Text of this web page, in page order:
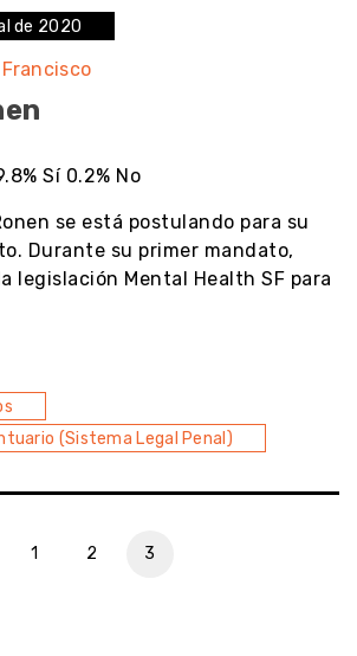
de 2020
Sí 0.2% No
se está postulando para su
Durante su primer mandato,
legislación Mental Health SF para
(Sistema Legal Penal)
1 2 3